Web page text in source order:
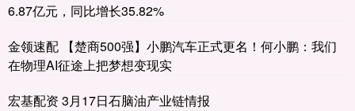
6.87亿元，同比增长35.82%
金领速配 【楚商500强】小鹏汽车正式更名！何小鹏：我们
在物理AI征途上把梦想变现实
宏基配资 3月17日石脑油产业链情报